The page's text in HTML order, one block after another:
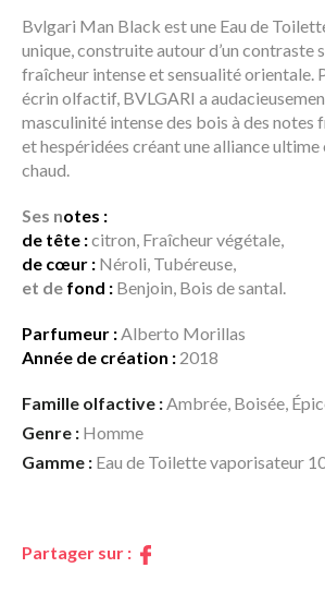
Bvlgari Man Black est une Eau de
unique, construite autour d’un contraste
fraîcheur intense et sensualité orientale.
écrin olfactif, BVLGARI a
masculinité intense des bois à des notes
et hespéridées créant une alliance
chaud.
Ses notes :
de tête :citron, Fraîcheur végétale,
de cœur : Néroli, Tubéreuse,
et de fond : Benjoin, Bois de santal.
Parfumeur : Alberto Morillas
Année de création : 2018
Famille olfactive : Ambrée, Boisée,
Genre : Homme
Gamme : Eau de Toilette vaporisateur
Partager sur :